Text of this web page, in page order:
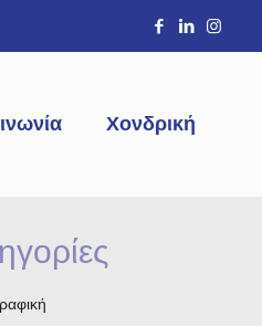
Χονδρική